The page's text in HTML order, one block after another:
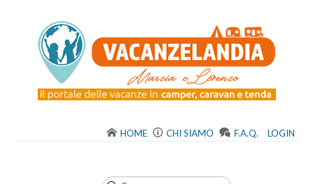
HOME CHI SIAMO F.A.Q. LOGIN